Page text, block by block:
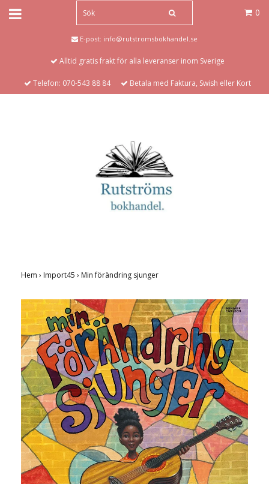
0
E-post: info@rutstromsbokhandel.se
Alltid gratis frakt för alla leveranser inom Sverige
Telefon: 070-543 88 84 Betala med Faktura, Swish eller Kort
Hem › Import45 › Min förändring sjunger